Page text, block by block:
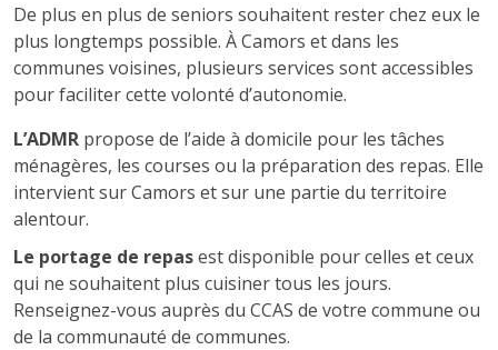
De plus en plus de seniors souhaitent rester chez eux le
plus longtemps possible. À Camors et dans les
communes voisines, plusieurs services sont accessibles
pour faciliter cette volonté d’autonomie.
L’ADMR propose de l’aide à domicile pour les tâches
ménagères, les courses ou la préparation des repas. Elle
intervient sur Camors et sur une partie du territoire
alentour.
Le portage de repasest disponible pour celles et ceux
qui ne souhaitent plus cuisiner tous les jours.
Renseignez-vous auprès du CCAS de votre commune ou
de la communauté de communes.